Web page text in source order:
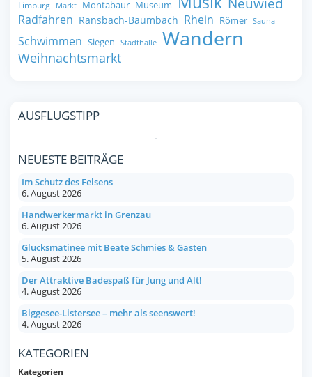
Limburg Markt Montabaur Museum
Radfahren Ransbach-Baumbach Rhein Römer Sauna
Schwimmen Siegen Stadthalle Wandern
Weihnachtsmarkt
AUSFLUGSTIPP
NEUESTE BEITRÄGE
Im Schutz des Felsens
6. August 2026
Handwerkermarkt in Grenzau
6. August 2026
Glücksmatinee mit Beate Schmies & Gästen
5. August 2026
Der Attraktive Badespaß für Jung und Alt!
4. August 2026
Biggesee-Listersee – mehr als seenswert!
4. August 2026
KATEGORIEN
Kategorien